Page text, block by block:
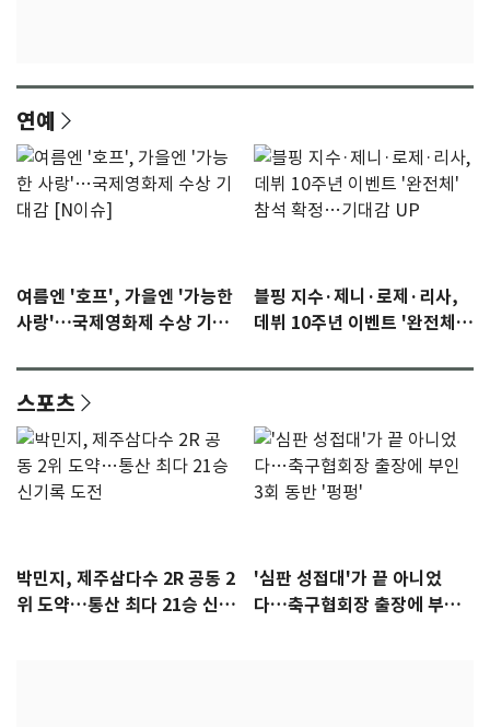
연예
여름엔 '호프', 가을엔 '가능한
사랑'…국제영화제 수상 기대
블핑 지수·제니·로제·리사,
데뷔 10주년 이벤트 '완전체'
스포츠
박민지, 제주삼다수 2R 공동 2
위 도약…통산 최다 21승 신기
'심판 성접대'가 끝 아니었
다…축구협회장 출장에 부인